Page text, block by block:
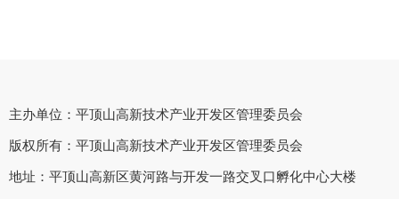
主办单位：平顶山高新技术产业开发区管理委员会
版权所有：平顶山高新技术产业开发区管理委员会
地址：平顶山高新区黄河路与开发一路交叉口孵化中心大楼